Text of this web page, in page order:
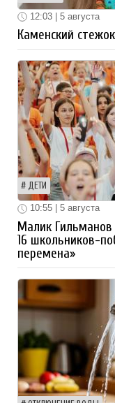
12:03 | 5 августа
Каменский
ДЕТИ
10:55 | 5 августа
Малик Гильманов
16 школьников-
перемена»